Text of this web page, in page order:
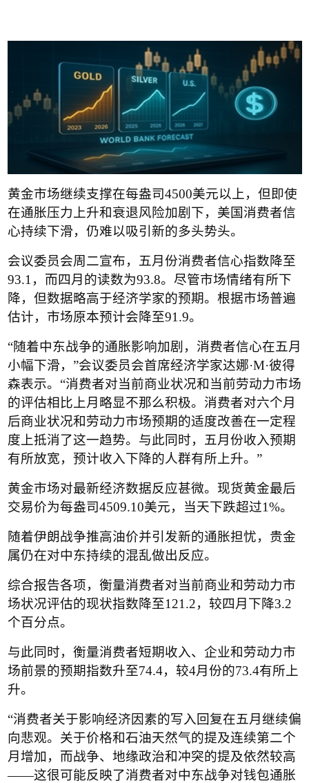
黄金市场继续支撑在每盎司4500美元以上，但即使
在通胀压力上升和衰退风险加剧下，美国消费者信
心持续下滑，仍难以吸引新的多头势头。
会议委员会周二宣布，五月份消费者信心指数降至
93.1 ，而四月的读数为93.8。尽管市场情绪有所下
降，但数据略高于经济学家的预期。根据市场普遍
估计，市场原本预计会降至91.9。
“随着中东战争的通胀影响加剧，消费者信心在五月
小幅下滑， ”会议委员会首席经济学家达娜·M·彼得
森表示。 “消费者对当前商业状况和当前劳动力市场
的评估相比上月略显不那么积极。消费者对六个月
后商业状况和劳动力市场预期的适度改善在一定程
度上抵消了这一趋势。与此同时，五月份收入预期
有所放宽，预计收入下降的人群有所上升。 ”
黄金市场对最新经济数据反应甚微。现货黄金最后
交易价为每盎司4509.10美元，当天下跌超过1%。
随着伊朗战争推高油价并引发新的通胀担忧，贵金
属仍在对中东持续的混乱做出反应。
综合报告各项，衡量消费者对当前商业和劳动力市
场状况评估的现状指数降至121.2，较四月下降3.2
个百分点。
与此同时，衡量消费者短期收入、企业和劳动力市
场前景的预期指数升至74.4，较4月份的73.4有所上
升。
“消费者关于影响经济因素的写入回复在五月继续偏
向悲观。关于价格和石油天然气的提及连续第二个
月增加，而战争、地缘政治和冲突的提及依然较高
——这很可能反映了消费者对中东战争对钱包通胀